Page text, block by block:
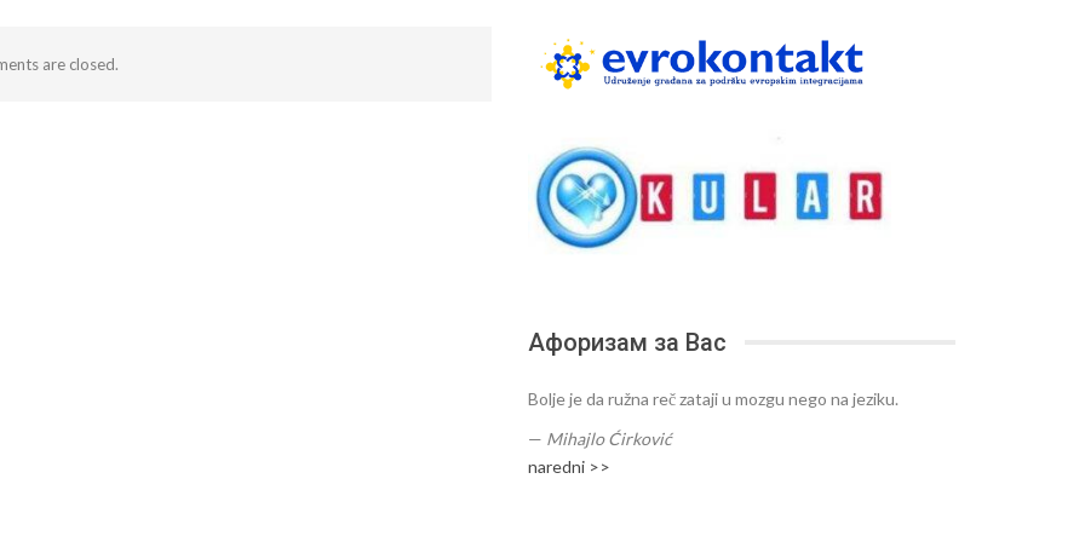
are closed.
Афоризам за Вас
Bolje je da ružna reč zataji u mozgu nego na jeziku.
— Mihajlo Ćirković
naredni >>